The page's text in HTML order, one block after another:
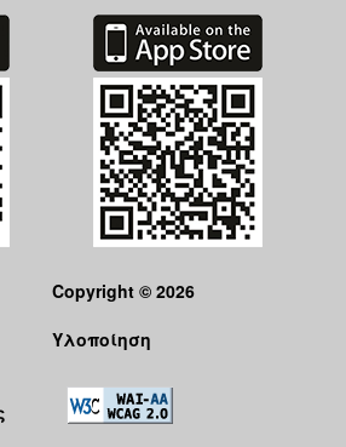
Copyright © 2026
Υλοποίηση